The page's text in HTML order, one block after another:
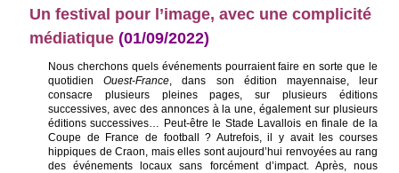
Un festival pour l’image, avec une complicité
médiatique(01/09/2022)
Nous cherchons quels événements pourraient faire en sorte que le
quotidienOuest-France, dans son édition mayennaise, leur
consacre plusieurs pleines pages, sur plusieurs éditions
successives, avec des annonces à la une, également sur plusieurs
éditions successives… Peut-être le Stade Lavallois en finale de la
Coupe de France de football ? Autrefois, il y avait les courses
hippiques de Craon, mais elles sont aujourd’hui renvoyées au rang
des événements locaux sans forcément d’impact. Après, nous